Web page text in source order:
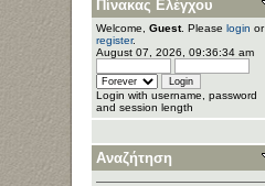
Πίνακας Ελέγχου
Welcome, Guest. Please login or
register.
August 07, 2026, 09:36:34 am
Login with username, password
and session length
Αναζήτηση